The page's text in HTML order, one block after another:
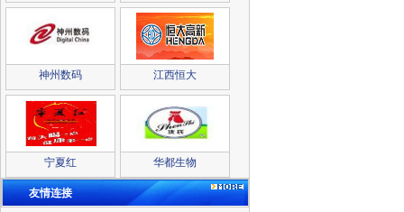
神州数码 江西恒大
宁夏红 华都生物
友情连接